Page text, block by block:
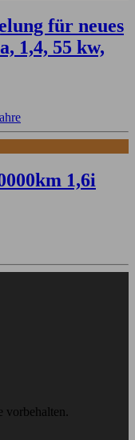
für neues
1,4, 55 kw,
1,6i
vorbehalten.